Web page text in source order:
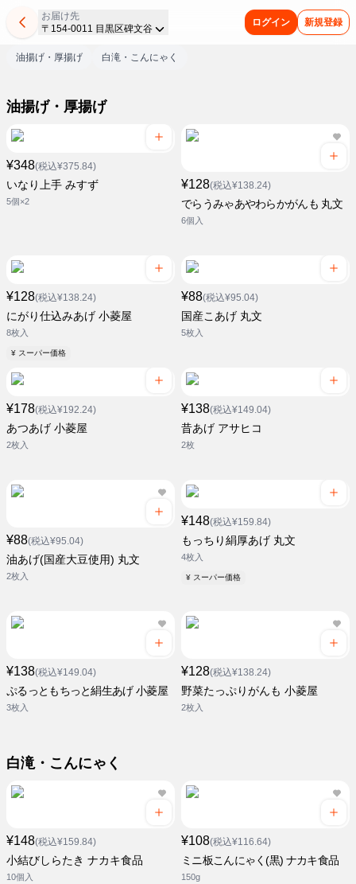
お届け先
〒154-0011 目黒区碑文谷
ログイン 新規登録
油揚げ・厚揚げ 白滝・こんにゃく
油揚げ・厚揚げ
¥348(税込¥375.84)
いなり上手 みすず
5個×2
¥128(税込¥138.24)
でらうみゃあやわらかがんも 丸文
6個入
¥128(税込¥138.24)
にがり仕込みあげ 小菱屋
8枚入
¥ スーパー価格
¥88(税込¥95.04)
国産こあげ 丸文
5枚入
¥178(税込¥192.24)
あつあげ 小菱屋
2枚入
¥138(税込¥149.04)
昔あげ アサヒコ
2枚
¥88(税込¥95.04)
油あげ(国産大豆使用) 丸文
2枚入
¥148(税込¥159.84)
もっちり絹厚あげ 丸文
4枚入
¥ スーパー価格
¥138(税込¥149.04)
ぷるっともちっと絹生あげ 小菱屋
3枚入
¥128(税込¥138.24)
野菜たっぷりがんも 小菱屋
2枚入
白滝・こんにゃく
¥148(税込¥159.84)
小結びしらたき ナカキ食品
10個入
¥108(税込¥116.64)
ミニ板こんにゃく(黒) ナカキ食品
150g